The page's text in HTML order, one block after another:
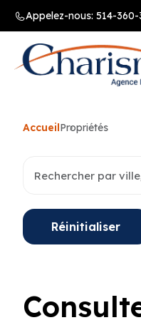
Appelez-nous: 514-
AccueilPropriétés
Réinitialiser